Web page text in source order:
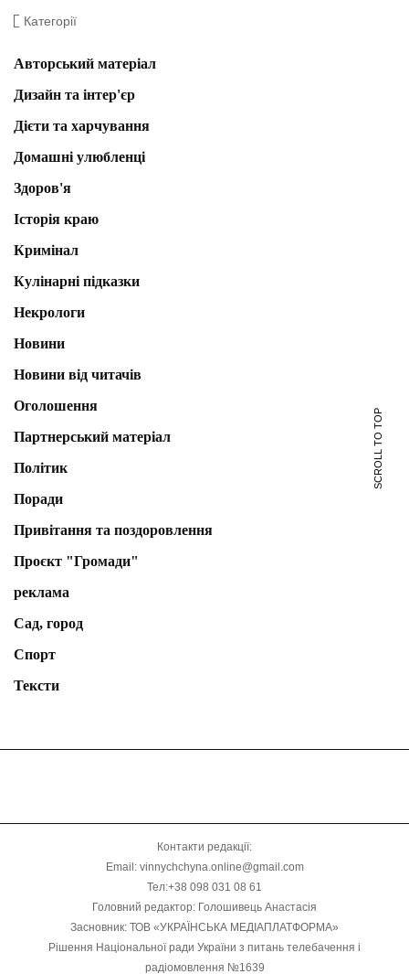
Категорії
Авторський матеріал
Дизайн та інтер'єр
Дієти та харчування
Домашні улюбленці
Здоров'я
Історія краю
Кримінал
Кулінарні підказки
Некрологи
Новини
Новини від читачів
Оголошення
Партнерський матеріал
Політик
Поради
Привітання та поздоровлення
Проєкт "Громади"
реклама
Сад, город
Спорт
Тексти
SCROLL TO TOP
Контакти редакції:
Email: vinnychchyna.online@gmail.com
Тел:+38 098 031 08 61
Головний редактор: Голошивець Анастасія
Засновник: ТОВ «УКРАЇНСЬКА МЕДІАПЛАТФОРМА»
Рішення Національної ради України з питань телебачення і
радіомовлення №1639